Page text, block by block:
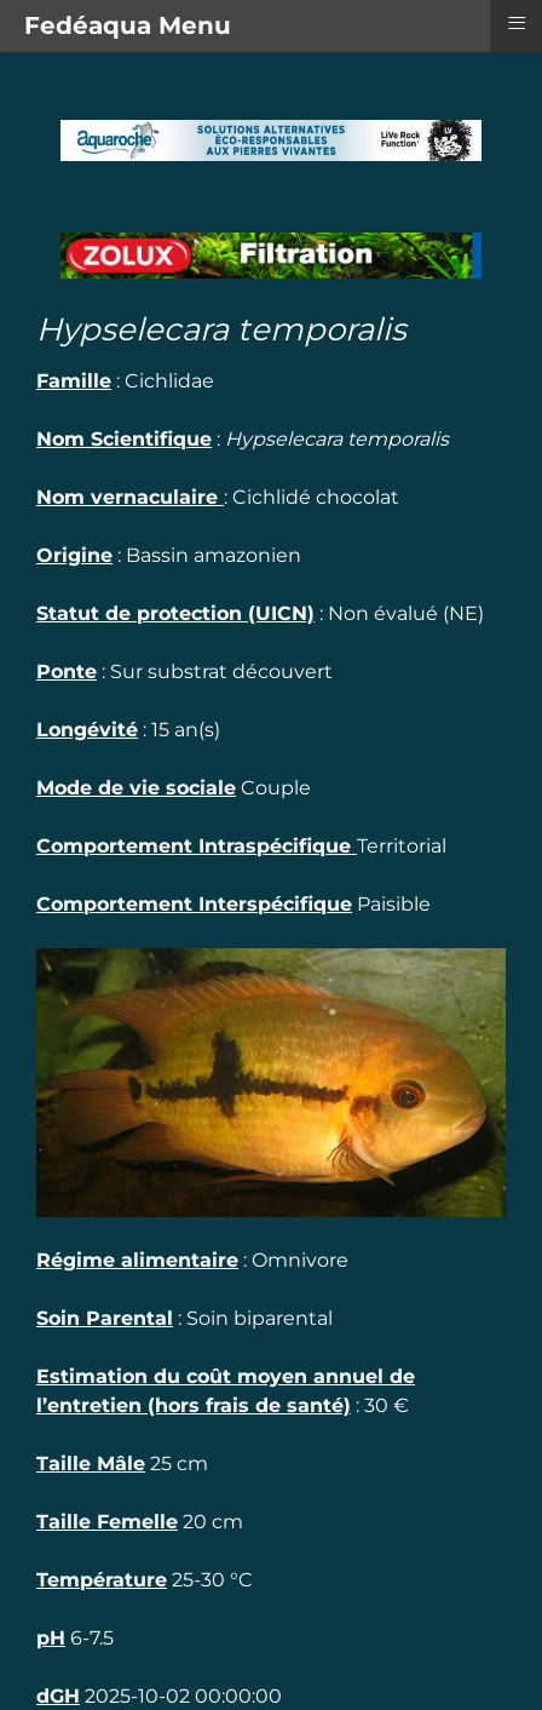
Hypselecara temporalis
Famille : Cichlidae
Nom Scientifique : Hypselecara temporalis
Nom vernaculaire : Cichlidé chocolat
Origine : Bassin amazonien
Statut de protection (UICN) : Non évalué (NE)
Ponte : Sur substrat découvert
Longévité : 15 an(s)
Mode de vie sociale Couple
Comportement Intraspécifique Territorial
Comportement Interspécifique Paisible
Régime alimentaire : Omnivore
Soin Parental : Soin biparental
Estimation du coût moyen annuel de
l’entretien (hors frais de santé) : 30 €
Taille Mâle 25 cm
Taille Femelle 20 cm
Température 25-30 °C
pH 6-7.5
dGH 2025-10-02 00:00:00
Fedéaqua Menu ≡